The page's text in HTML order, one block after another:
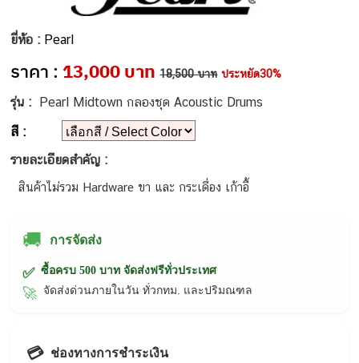
ยี่ห้อ : Pearl
ราคา : 13,000 บาท 18,500 บาท ประหยัด30%
รุ่น :
Pearl Midtown กลองชุด Acoustic Drums
สี :
รายละเอียดสำคัญ :
สินค้าไม่รวม Hardware ขา และ กระเดื่อง เก้าอี้
🚚 การจัดส่ง
✅ ซื้อครบ 500 บาท จัดส่งฟรีทั่วประเทศ
🚀 จัดส่งด่วนภายในวัน ทั่วกทม. และปริมณฑล
💳 ช่องทางการชำระเงิน